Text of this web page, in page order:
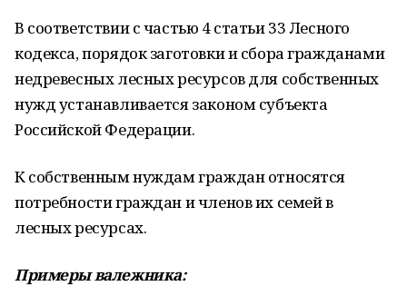
В соответствии с частью 4 статьи 33 Лесного
кодекса, порядок заготовки и сбора гражданами
недревесных лесных ресурсов для собственных
нужд устанавливается законом субъекта
Российской Федерации.
К собственным нуждам граждан относятся
потребности граждан и членов их семей в
лесных ресурсах.
Примеры валежника: